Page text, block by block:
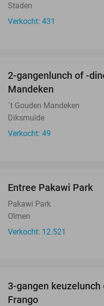
Staden
Verkocht: 431
2-gangenlunch of -
Mandeken
´t Gouden Mandeken
Diksmuide
Verkocht: 49
Entree Pakawi Park
Pakawi Park
Olmen
Verkocht: 12.521
3-gangen
Frango